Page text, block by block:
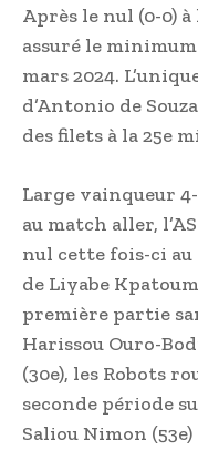
Après le nul (0-0)
assuré le
mars 2024.
d’Antonio de
des filets à la 25e
Large vainqueur
au match aller,
nul cette fois-ci
de Liyabe
première partie
Harissou Ouro-
(30e), les Robots
seconde période
Saliou Nimon